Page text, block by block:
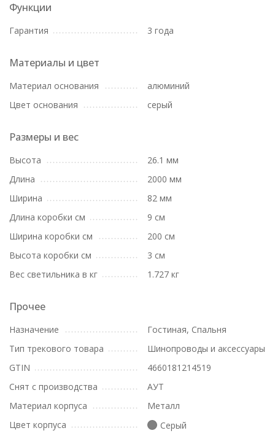
Функции
Гарантия 3 года
Материалы и цвет
Материал основания
алюминий
Цвет основания
серый
Размеры и вес
Высота
26.1 мм
Длина
2000 мм
Ширина
82 мм
Длина коробки см
9 см
Ширина коробки см
200 см
Высота коробки см
3 см
Вес светильника в кг
1.727 кг
Прочее
Назначение
Гостиная, Спальня
Тип трекового товара
Шинопроводы и аксессуары
GTIN
4660181214519
Снят с производства
АУТ
Материал корпуса
Металл
Цвет корпуса
Серый